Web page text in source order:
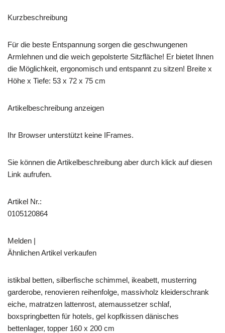
Kurzbeschreibung
Für die beste Entspannung sorgen die geschwungenen
Armlehnen und die weich gepolsterte Sitzfläche! Er bietet Ihnen
die Möglichkeit, ergonomisch und entspannt zu sitzen! Breite x
Höhe x Tiefe: 53 x 72 x 75 cm
Artikelbeschreibung anzeigen
Ihr Browser unterstützt keine IFrames.
Sie können die Artikelbeschreibung aber durch klick auf diesen
Link aufrufen.
Artikel Nr.:
0105120864
Melden |
Ähnlichen Artikel verkaufen
istikbal betten, silberfische schimmel, ikeabett, musterring
garderobe, renovieren reihenfolge, massivholz kleiderschrank
eiche, matratzen lattenrost, atemaussetzer schlaf,
boxspringbetten für hotels, gel kopfkissen dänisches
bettenlager, topper 160 x 200 cm